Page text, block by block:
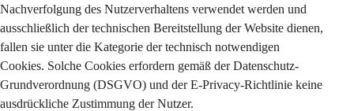
Nachverfolgung des Nutzerverhaltens verwendet werden und
ausschließlich der technischen Bereitstellung der Website dienen,
fallen sie unter die Kategorie der technisch notwendigen
Cookies. Solche Cookies erfordern gemäß der Datenschutz-
Grundverordnung (DSGVO) und der E-Privacy-Richtlinie keine
ausdrückliche Zustimmung der Nutzer.